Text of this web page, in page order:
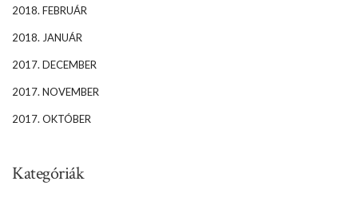
2018. FEBRUÁR
2018. JANUÁR
2017. DECEMBER
2017. NOVEMBER
2017. OKTÓBER
Kategóriák